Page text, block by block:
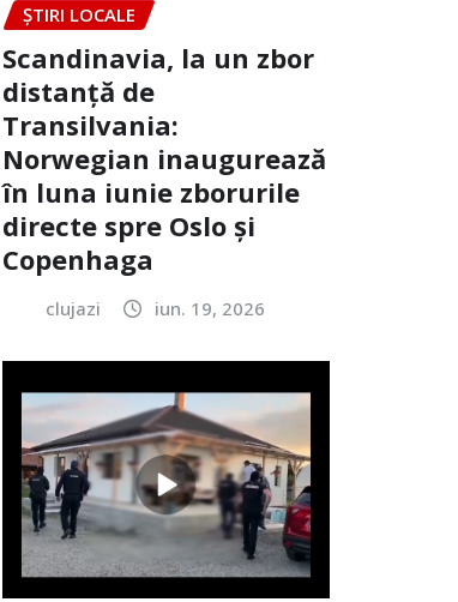
ȘTIRI LOCALE
Scandinavia, la un zbor
distanță de
Transilvania:
Norwegian inaugurează
în luna iunie zborurile
directe spre Oslo și
Copenhaga
clujazi iun. 19, 2026